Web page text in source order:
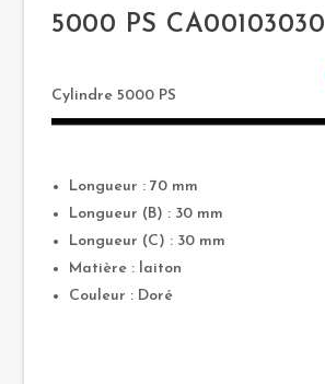
5000 PS CA00103030
Cylindre 5000 PS
Longueur : 70 mm
Longueur (B) : 30 mm
Longueur (C) : 30 mm
Matière : laiton
Couleur : Doré